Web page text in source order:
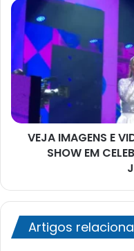
VEJA
IMAGENS
VIDEOS
IVETE
SANGALO
SHOW
CELEBRAÇÃO
ANOS,
JUAZEIRO.
VEJA IMAGENS E
SHOW EM
Artigos